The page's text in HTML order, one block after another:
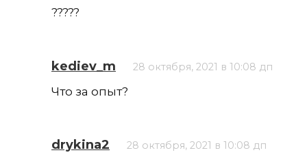
?????
kediev_m 28 октября, 2021 в 10:08 дп
Что за опыт?
drykina2 28 октября, 2021 в 10:08 дп